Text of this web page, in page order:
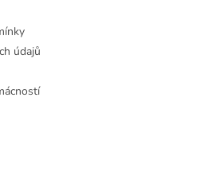
údajů